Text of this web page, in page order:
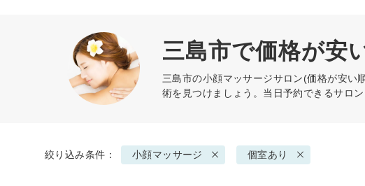
三島市で価格が安
三島市の小顔マッサージサロン(価格が安い
術を見つけましょう。当日予約できるサロン
絞り込み条件： 小顔マッサージ 個室あり